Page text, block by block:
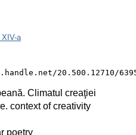
a
20.500.12710/
Climatul creaţiei
context of creativity
poetry